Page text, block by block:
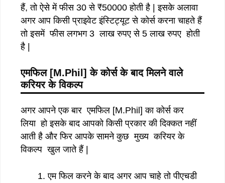
हैं, तो ऐसे में फीस 30 से ₹50000 होती है | इसके अलावा
अगर आप किसी प्राइवेट इंस्टिट्यूट से कोर्स करना चाहते हैं
तो इसमें फीस लगभग 3 लाख रुपए से 5 लाख रुपए होती
है |
एमफिल[M.Phil]के कोर्स के बाद मिलने वाले
करियर के विकल्प
अगर आपने एक बार एमफिल [M.Phil] का कोर्स कर
लिया हो इसके बाद आपको किसी प्रकार की दिक्कत नहीं
आती है और फिर आपके सामने कुछ मुख्य करियर के
विकल्प खुल जाते हैं |
एम फिल करने के बाद अगर आप चाहे तो पीएचडी